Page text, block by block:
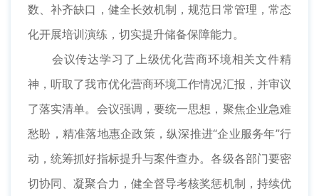
数、补齐缺口，健全长效机制，规范日常管理，常态
化开展培训演练，切实提升储备保障能力。
会议传达学习了上级优化营商环境相关文件精
神，听取了我市优化营商环境工作情况汇报，并审议
了落实清单。会议强调，要统一思想，聚焦企业急难
愁盼，精准落地惠企政策，纵深推进“企业服务年”行
动，统筹抓好指标提升与案件查办。各级各部门要密
切协同、凝聚合力，健全督导考核奖惩机制，持续优